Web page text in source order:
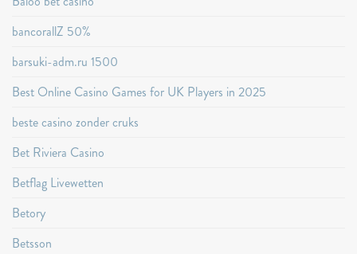
bancorallZ 50%
barsuki-adm.ru 1500
Best Online Casino Games for UK Players in 2025
beste casino zonder cruks
Bet Riviera Casino
Betflag Livewetten
Betory
Betsson